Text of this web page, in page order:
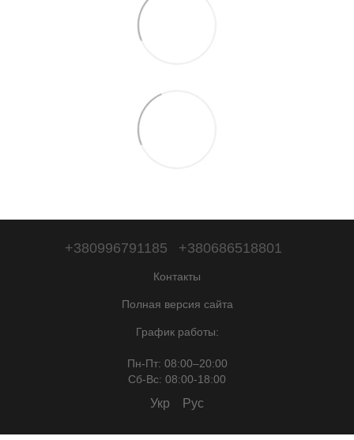
+380996791185 +380686518801
Контакты
Полная версия сайта
График работы:
Пн-Пт: 08:00–20:00
Сб-Вc: 08:00-18:00
Укр Рус